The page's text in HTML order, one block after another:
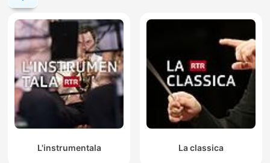
L'instrumentala La classica